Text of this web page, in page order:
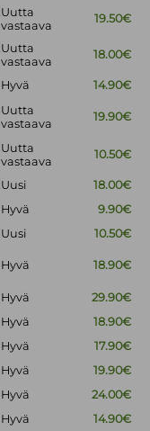
Uutta
vastaava
19.50€
Uutta
vastaava
18.00€
Hyvä
14.90€
Uutta
vastaava
19.90€
Uutta
vastaava
10.50€
Uusi
18.00€
Hyvä
9.90€
Uusi
10.50€
Hyvä 18.90€
Hyvä
29.90€
Hyvä
18.90€
Hyvä
17.90€
Hyvä
19.90€
Hyvä
24.00€
Hyvä 14.90€